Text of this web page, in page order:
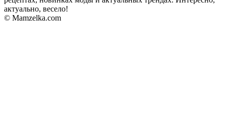
актуально, весело!
© Mamzelka.com